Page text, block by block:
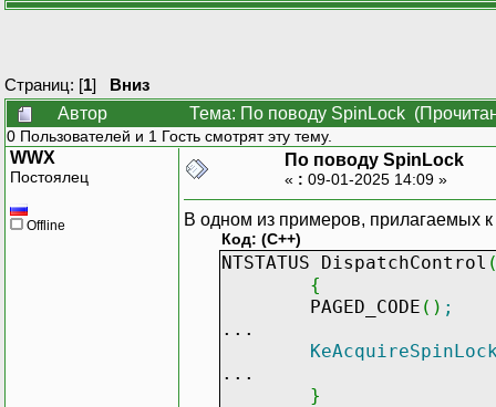
Страниц: [1] Вниз
Автор
Тема: По поводу SpinLock
0 Пользователей и 1 Гость смотрят эту тему.
WWX
Постоялец
Offline
По поводу SpinLock
« : 09-01-2025 14:09 »
В одном из примеров, прилагаемых
Код: (C++)
NTSTATUS DispatchControl
{
PAGED_CODE ( ) ;
...
...
}